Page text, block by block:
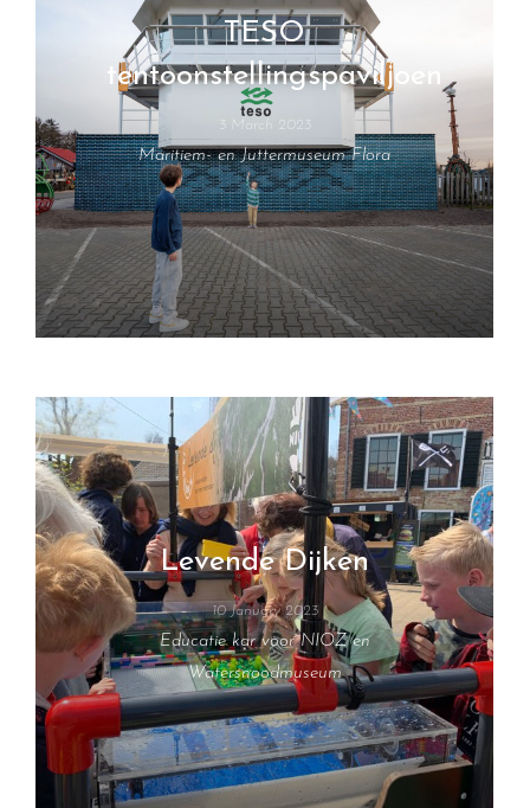
TESO
tentoonstellingspaviljoen
3 March 2023
Maritiem- en Juttermuseum Flora
Levende Dijken
10 January 2023
Educatie kar voor NIOZ en
Watersnoodmuseum